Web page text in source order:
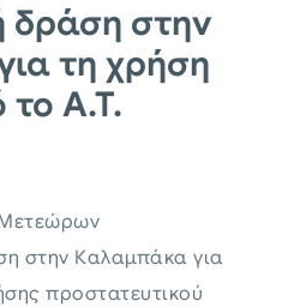
δράση στην
τη χρήση
το Α.Τ.
στην Καλαμπάκα για
προστατευτικού